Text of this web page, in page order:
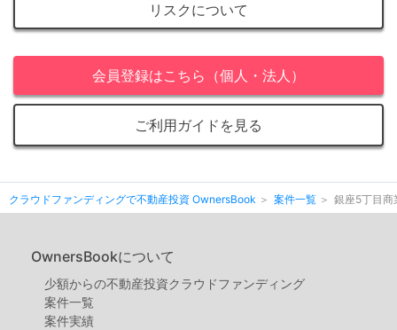
リスクについて
会員登録はこちら（個人・法人）
ご利用ガイドを見る
クラウドファンディングで不動産投資 OwnersBook 案件一覧 銀座5丁目商
OwnersBookについて
少額からの不動産投資クラウドファンディング
案件⼀覧
案件実績